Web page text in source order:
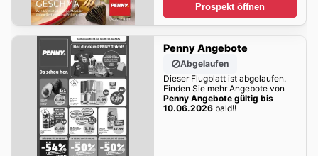
Prospekt öffnen
Penny Angebote
Abgelaufen
Dieser Flugblatt ist abgelaufen.
Finden Sie mehr Angebote von
Penny Angebote gültig bis
10.06.2026bald!!